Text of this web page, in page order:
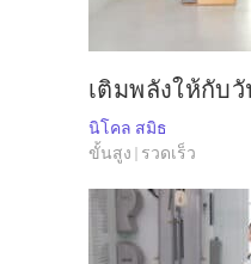
เติมพลังให้กับ
นิโคล สมิธ
ขั้นสูง | รวดเร็ว